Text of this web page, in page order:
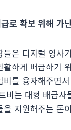
로 확보 위해 가
들은 디지털 영사
활하게 배급하기
를 융자해주면
비는 대형 배급
지원해주는 돈